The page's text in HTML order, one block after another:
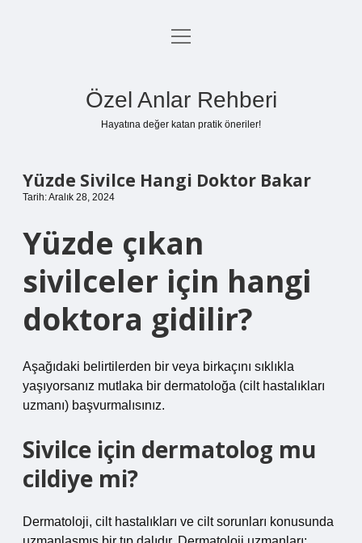
Anasayfa
menüyü
Özel Anlar Rehberi
Hayatına değer katan pratik öneriler!
Yüzde Sivilce Hangi Doktor Bakar
Tarih: Aralık 28, 2024
Yüzde çıkan
sivilceler için hangi
doktora gidilir?
Aşağıdaki belirtilerden bir veya birkaçını sıklıkla
yaşıyorsanız mutlaka bir dermatoloğa (cilt hastalıkları
uzmanı) başvurmalısınız.
Sivilce için dermatolog mu
cildiye mi?
Dermatoloji, cilt hastalıkları ve cilt sorunları konusunda